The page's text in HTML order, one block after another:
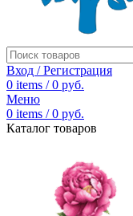
Вход / Регистрация
0 items / 0 руб.
Меню
0 items / 0 руб.
Каталог товаров